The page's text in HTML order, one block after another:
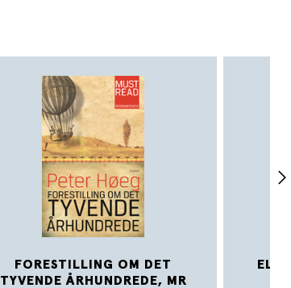
FORESTILLING OM DET
TYVENDE ÅRHUNDREDE, MR